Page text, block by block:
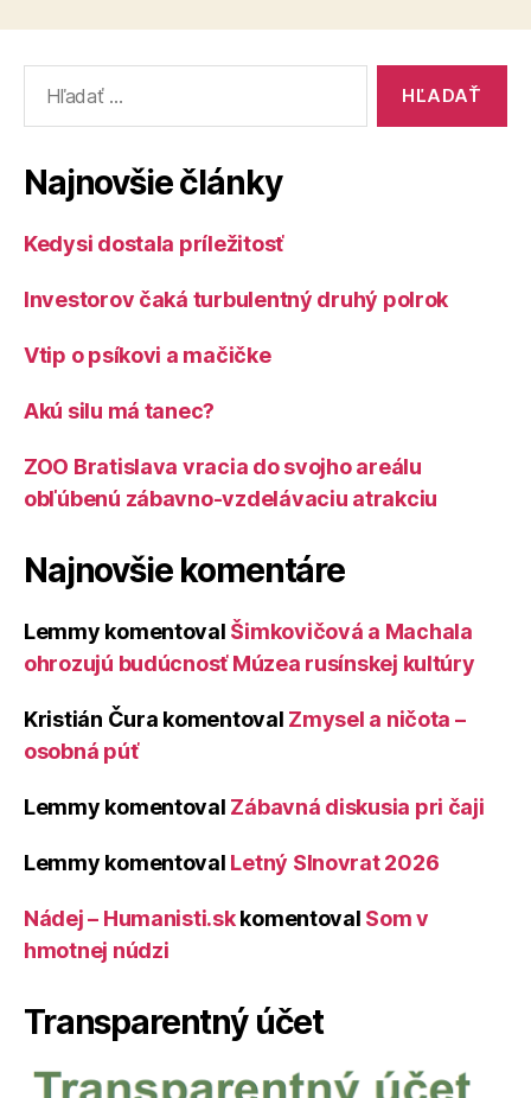
Najnovšie články
Kedysi dostala príležitosť
Investorov čaká turbulentný druhý polrok
Vtip o psíkovi a mačičke
Akú silu má tanec?
ZOO Bratislava vracia do svojho areálu
obľúbenú zábavno-vzdelávaciu atrakciu
Najnovšie komentáre
Lemmy komentoval Šimkovičová a Machala
ohrozujú budúcnosť Múzea rusínskej kultúry
Kristián Čura komentoval Zmysel a ničota –
osobná púť
Lemmy komentoval Zábavná diskusia pri čaji
Lemmy komentoval Letný Slnovrat 2026
Nádej – Humanisti.skkomentoval Som v
hmotnej núdzi
Transparentný účet